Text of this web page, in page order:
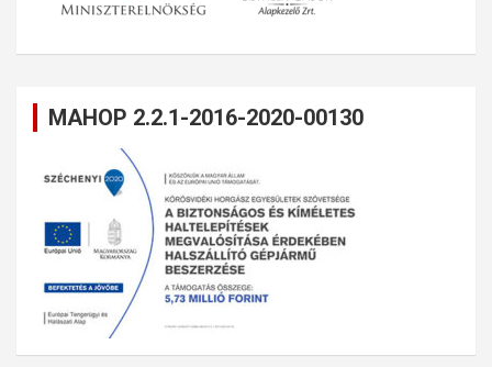
MAHOP 2.2.1-2016-2020-00130